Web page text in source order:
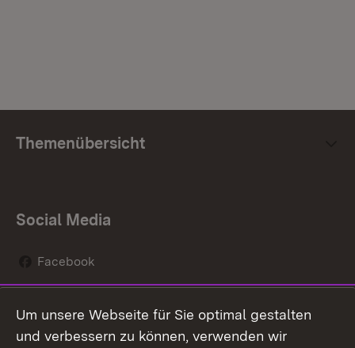
Themenübersicht
Social Media
Facebook
Social Wall
Um unsere Webseite für Sie optimal gestalten
und verbessern zu können, verwenden wir